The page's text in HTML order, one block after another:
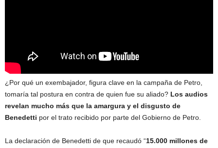
¿Por qué un exembajador, figura clave en la campaña de Petro,
tomaría tal postura en contra de quien fue su aliado? Los audios
revelan mucho más que la amargura y el disgusto de
Benedetti por el trato recibido por parte del Gobierno de Petro.
La declaración de Benedetti de que recaudó “15.000 millones de